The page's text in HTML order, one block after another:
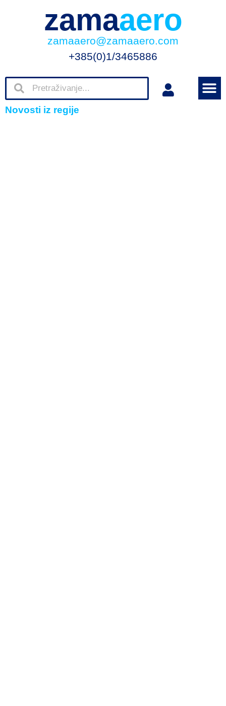
zamaaero
zamaaero@zamaaero.com
+385(0)1/3465886
Novosti iz regije